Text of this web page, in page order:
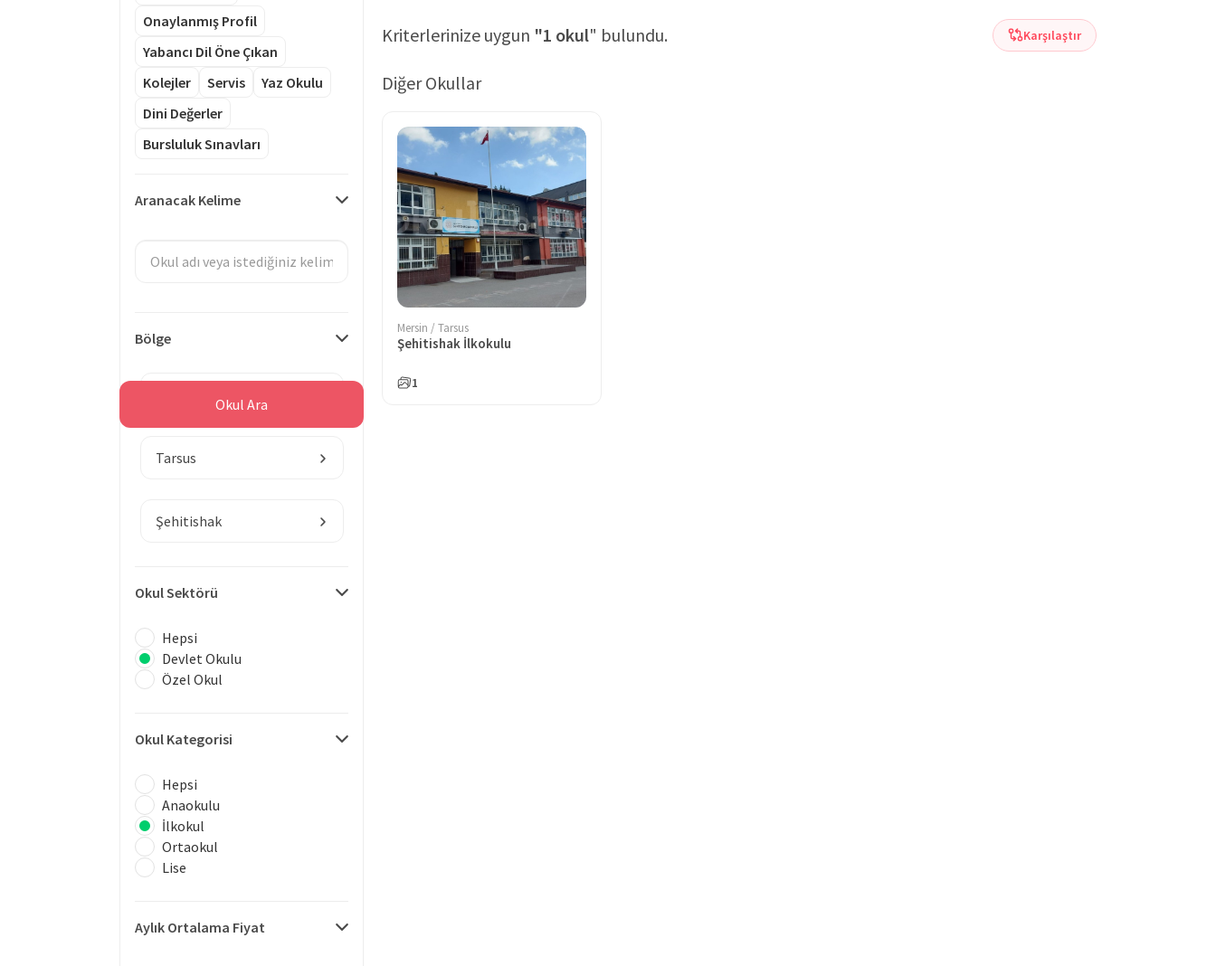
Onaylanmış Profil
Yabancı Dil Öne Çıkan
Kolejler
Servis
Yaz Okulu
Dini Değerler
Bursluluk Sınavları
Aranacak Kelime
Bölge
Tarsus
Şehitishak
Okul Sektörü
Hepsi
Devlet Okulu
Özel Okul
Okul Kategorisi
Hepsi
Anaokulu
İlkokul
Ortaokul
Lise
Aylık Ortalama Fiyat
Okul Ara
Kriterlerinize uygun "1 okul" bulundu. Karşılaştır
Diğer Okullar
Mersin / Tarsus
Şehitishak İlkokulu
1